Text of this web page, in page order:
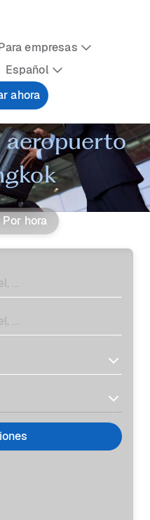
empresas
Español
ahora
aeropuerto
Por hora